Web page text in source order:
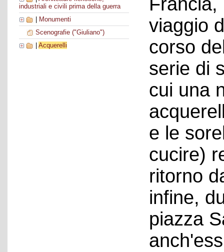
industriali e civili prima della guerra
Monumenti
Scenografie ("Giuliano")
Acquerelli
viaggio
corso
serie di
cui una
e le
cucire)
ritorno
infine,
piazza